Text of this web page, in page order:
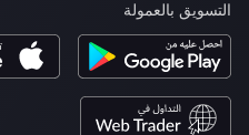
التسويق بالعمولة